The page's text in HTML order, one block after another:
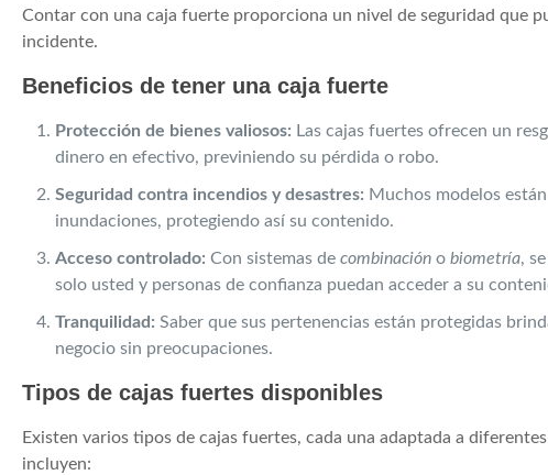
Contar con una caja fuerte proporciona un nivel de seguridad que
incidente.
Beneficios de tener una caja fuerte
Protección de bienes valiosos: Las cajas fuertes ofrecen un
dinero en efectivo, previniendo su pérdida o robo.
Seguridad contra incendios y desastres: Muchos modelos
inundaciones, protegiendo así su contenido.
Acceso controlado: Con sistemas decombinación obiometría,
solo usted y personas de confianza puedan acceder a su
Tranquilidad: Saber que sus pertenencias están protegidas
negocio sin preocupaciones.
Tipos de cajas fuertes disponibles
Existen varios tipos de cajas fuertes, cada una adaptada a
incluyen: